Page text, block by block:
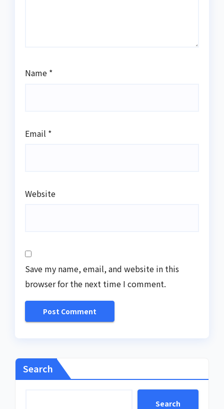
Name *
Email *
Website
Save my name, email, and website in this
browser for the next time I comment.
Search
Search